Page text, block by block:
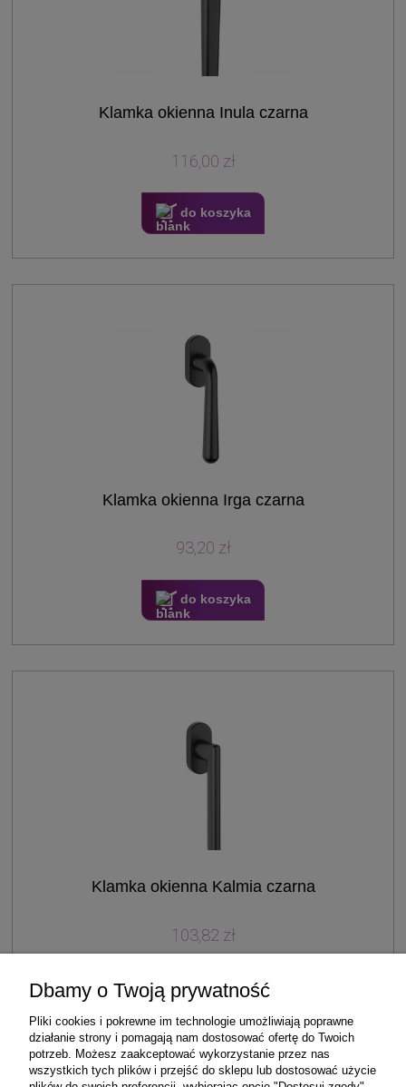
Klamka okienna Inula czarna
116,00 zł
do koszyka
Klamka okienna Irga czarna
93,20 zł
do koszyka
Klamka okienna Kalmia czarna
103,82 zł
do koszyka
Zakupy
Dbamy o Twoją prywatność
Pliki cookies i pokrewne im technologie umożliwiają poprawne
działanie strony i pomagają nam dostosować ofertę do Twoich
potrzeb. Możesz zaakceptować wykorzystanie przez nas
wszystkich tych plików i przejść do sklepu lub dostosować użycie